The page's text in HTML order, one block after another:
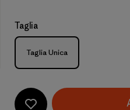
Taglia
Taglia
Taglia Unica